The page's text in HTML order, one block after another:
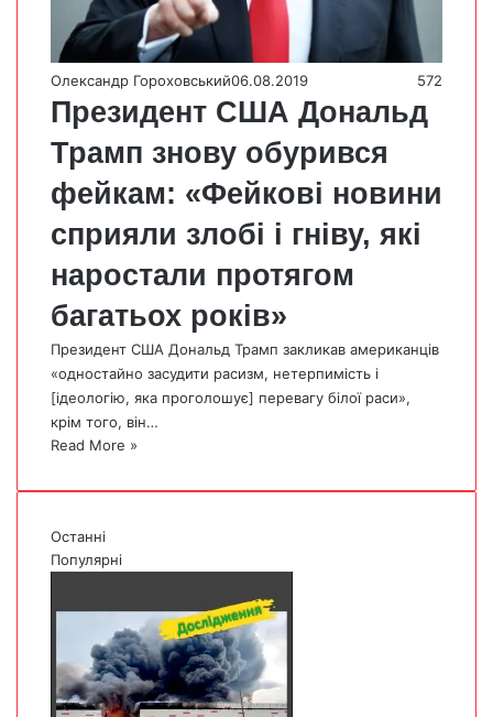
Олександр Гороховський06.08.2019 572
Президент США Дональд
Трамп знову обурився
фейкам: «Фейкові новини
сприяли злобі і гніву, які
наростали протягом
багатьох років»
Президент США Дональд Трамп закликав американців
«одностайно засудити расизм, нетерпимість і
[ідеологію, яка проголошує] перевагу білої раси»,
крім того, він…
Read More »
Останні
Популярні